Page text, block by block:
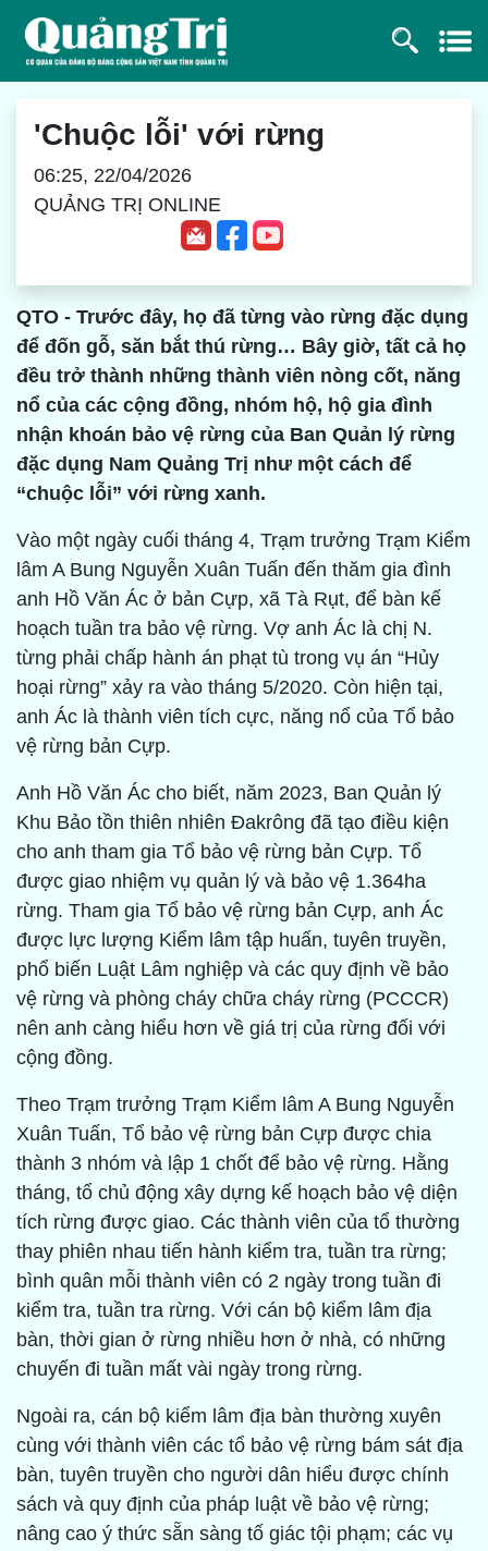
'Chuộc lỗi' với rừng
06:25, 22/04/2026
QUẢNG TRỊ ONLINE
QTO - Trước đây, họ đã từng vào rừng đặc dụng
để đốn gỗ, săn bắt thú rừng… Bây giờ, tất cả họ
đều trở thành những thành viên nòng cốt, năng
nổ của các cộng đồng, nhóm hộ, hộ gia đình
nhận khoán bảo vệ rừng của Ban Quản lý rừng
đặc dụng Nam Quảng Trị như một cách để
“chuộc lỗi” với rừng xanh.
Vào một ngày cuối tháng 4, Trạm trưởng Trạm Kiểm
lâm A Bung Nguyễn Xuân Tuấn đến thăm gia đình
anh Hồ Văn Ác ở bản Cựp, xã Tà Rụt, để bàn kế
hoạch tuần tra bảo vệ rừng. Vợ anh Ác là chị N.
từng phải chấp hành án phạt tù trong vụ án “Hủy
hoại rừng” xảy ra vào tháng 5/2020. Còn hiện tại,
anh Ác là thành viên tích cực, năng nổ của Tổ bảo
vệ rừng bản Cựp.
Anh Hồ Văn Ác cho biết, năm 2023, Ban Quản lý
Khu Bảo tồn thiên nhiên Đakrông đã tạo điều kiện
cho anh tham gia Tổ bảo vệ rừng bản Cựp. Tổ
được giao nhiệm vụ quản lý và bảo vệ 1.364ha
rừng. Tham gia Tổ bảo vệ rừng bản Cựp, anh Ác
được lực lượng Kiểm lâm tập huấn, tuyên truyền,
phổ biến Luật Lâm nghiệp và các quy định về bảo
vệ rừng và phòng cháy chữa cháy rừng (PCCCR)
nên anh càng hiểu hơn về giá trị của rừng đối với
cộng đồng.
Theo Trạm trưởng Trạm Kiểm lâm A Bung Nguyễn
Xuân Tuấn, Tổ bảo vệ rừng bản Cựp được chia
thành 3 nhóm và lập 1 chốt để bảo vệ rừng. Hằng
tháng, tổ chủ động xây dựng kế hoạch bảo vệ diện
tích rừng được giao. Các thành viên của tổ thường
thay phiên nhau tiến hành kiểm tra, tuần tra rừng;
bình quân mỗi thành viên có 2 ngày trong tuần đi
kiểm tra, tuần tra rừng. Với cán bộ kiểm lâm địa
bàn, thời gian ở rừng nhiều hơn ở nhà, có những
chuyến đi tuần mất vài ngày trong rừng.
Ngoài ra, cán bộ kiểm lâm địa bàn thường xuyên
cùng với thành viên các tổ bảo vệ rừng bám sát địa
bàn, tuyên truyền cho người dân hiểu được chính
sách và quy định của pháp luật về bảo vệ rừng;
nâng cao ý thức sẵn sàng tố giác tội phạm; các vụ